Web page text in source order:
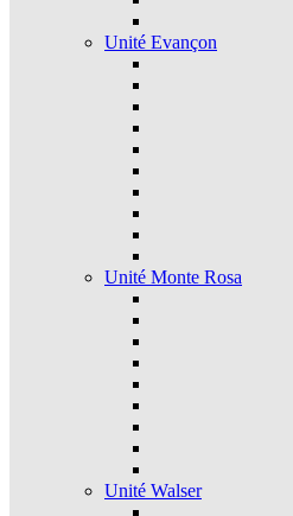
Unité Evançon
Unité Monte Rosa
Unité Walser